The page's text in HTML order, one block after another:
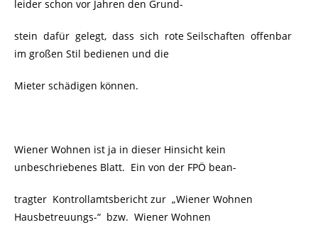
leider schon vor Jahren den Grund-
stein dafür gelegt, dass sich rote Seilschaften offenbar
im großen Stil bedienen und die
Mieter schädigen können.
Wiener Wohnen ist ja in dieser Hinsicht kein
unbeschriebenes Blatt. Ein von der FPÖ bean-
tragter Kontrollamtsbericht zur „Wiener Wohnen
Hausbetreuungs-“ bzw. Wiener Wohnen